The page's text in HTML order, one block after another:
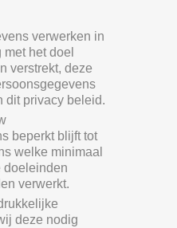
verwerken in
het doel
verstrekt, deze
dit privacy beleid.
beperkt blijft tot
welke minimaal
doeleinden
verwerkt.
deze nodig